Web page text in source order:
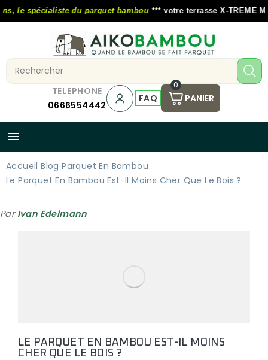
le spécialiste du parquet bambou*** votre terrasse X-TREME
TELEPHONE
0666554442
FAQ
0
PANIER

Accueil Blog Parquet En Bambou
Le Parquet En Bambou Est-Il Moins Cher Que Le Bois ?
Par Ivan Edelmann
LE PARQUET EN BAMBOU EST-IL MOINS
CHER QUE LE BOIS ?